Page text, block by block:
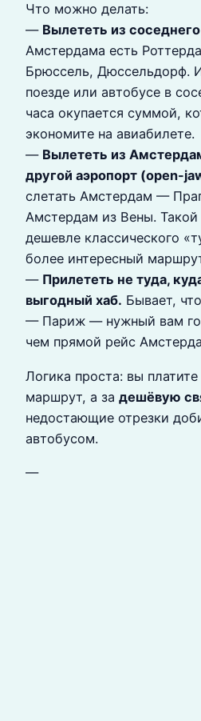
Что можно делать:
— Вылететь из
Амстердама есть
Брюссель, Дюссельдорф.
поезде или автобусе в
часа окупается суммой,
экономите на авиабилете.
— Вылететь из
другой аэропорт (open-
слетать Амстердам —
Амстердам из Вены. Такой
дешевле классического
более интересный
— Прилететь не туда,
выгодный хаб. Бывает,
— Париж — нужный вам
чем прямой рейс
Логика проста: вы
маршрут, а за дешёвую
недостающие отрезки
автобусом.
—